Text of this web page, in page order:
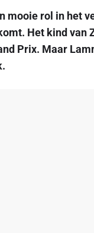
mooie rol in het
Het kind van
Prix. Maar